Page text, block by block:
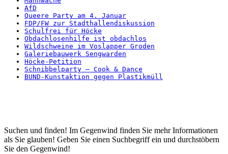
AfD
Queere Party am 4. Januar
FDP/FW zur Stadthallendiskussion
Schulfrei für Höcke
Obdachlosenhilfe ist obdachlos
Wildschweine im Voslapper Groden
Galeriebauwerk Sengwarden
Höcke-Petition
Schnibbelparty – Cook & Dance
BUND-Kunstaktion gegen Plastikmüll
Startseite
Suchen und finden! Im Gegenwind finden Sie mehr Informationen
als Sie glauben! Geben Sie einen Suchbegriff ein und durchstöbern
Sie den Gegenwind!